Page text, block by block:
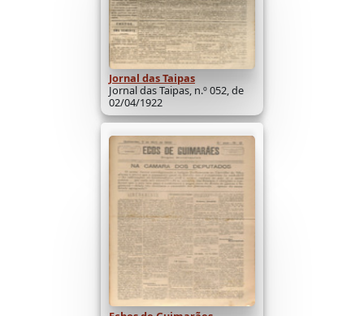
Jornal das Taipas
Jornal das Taipas, n.º 052, de
02/04/1922